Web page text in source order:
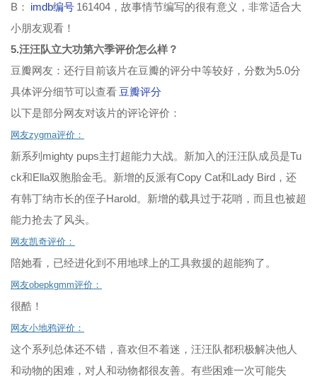
B： imdb编号 161404，故事情节编写的很有意义，非常适合大
小朋友观看！
5.汪汪队立大功第六季评价怎么样？
豆瓣网友：还行目前该片在豆瓣的评分中等较好，分数为5.0分
具体评分细节可以查看 豆瓣评分
以下是部分网友对该片的评论评价：
网友zygma评价：
新系列mighty pups主打超能力大战。新加入的汪汪队成员是Tu
ck和Ella双胞胎金毛。新增的反派有Copy Cat和Lady Bird，还
有韩丁纳市长的侄子Harold。新增的载具过于花哨，而且也被超
能力抢去了风头。
网友凯奇评价：
陪她看，已经进化到不用地球上的工具救援的超能狗了。
网友obepkgmm评价：
很酷！
网友小地鸦评价：
这个系列总体还不错，喜欢但不着迷，汪汪队都积极解决他人
和动物的困难，对人和动物都很友善。有些困难一次可能失